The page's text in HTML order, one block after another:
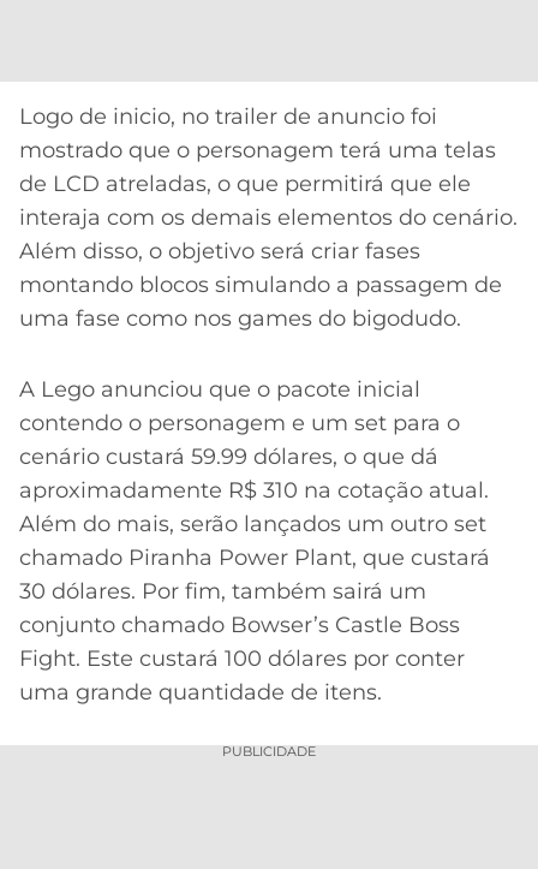
MELHORES
CASSINOS
ONLINE
2026
INTERNACIONAL
GRÊMIO
ATLÉTICO
MG
DOS
CAMPEÕES
LALIGA
Logo de inicio, no trailer de anuncio foi
mostrado que o personagem terá uma telas
de LCD atreladas, o que permitirá que ele
interaja com os demais elementos do cenário.
Além disso, o objetivo será criar fases
montando blocos simulando a passagem de
uma fase como nos games do bigodudo.
A Lego anunciou que o pacote inicial
contendo o personagem e um set para o
cenário custará 59.99 dólares, o que dá
aproximadamente R$ 310 na cotação atual.
Além do mais, serão lançados um outro set
chamado Piranha Power Plant, que custará
30 dólares. Por fim, também sairá um
conjunto chamado Bowser’s Castle Boss
Fight. Este custará 100 dólares por conter
uma grande quantidade de itens.
PUBLICIDADE